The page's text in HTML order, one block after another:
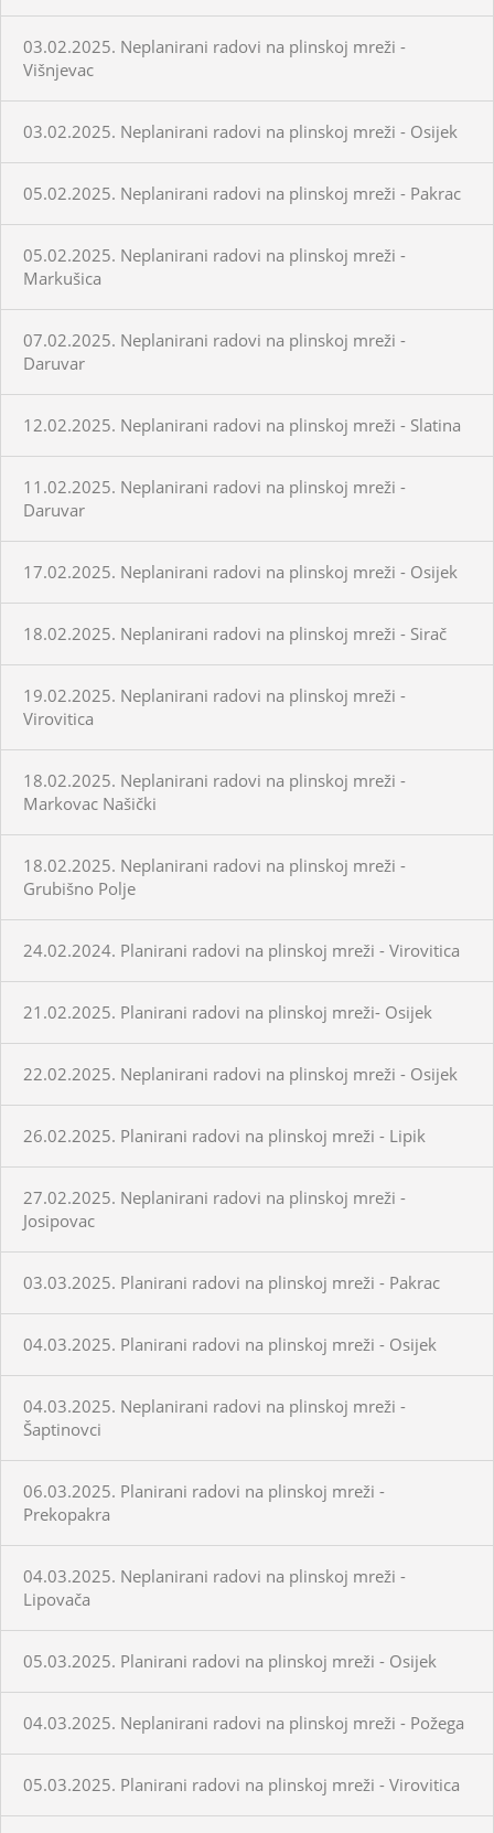
03.02.2025. Neplanirani radovi na plinskoj mreži -
Višnjevac
03.02.2025. Neplanirani radovi na plinskoj mreži - Osijek
05.02.2025. Neplanirani radovi na plinskoj mreži - Pakrac
05.02.2025. Neplanirani radovi na plinskoj mreži -
Markušica
07.02.2025. Neplanirani radovi na plinskoj mreži -
Daruvar
12.02.2025. Neplanirani radovi na plinskoj mreži - Slatina
11.02.2025. Neplanirani radovi na plinskoj mreži -
Daruvar
17.02.2025. Neplanirani radovi na plinskoj mreži - Osijek
18.02.2025. Neplanirani radovi na plinskoj mreži - Sirač
19.02.2025. Neplanirani radovi na plinskoj mreži -
Virovitica
18.02.2025. Neplanirani radovi na plinskoj mreži -
Markovac Našički
18.02.2025. Neplanirani radovi na plinskoj mreži -
Grubišno Polje
24.02.2024. Planirani radovi na plinskoj mreži - Virovitica
21.02.2025. Planirani radovi na plinskoj mreži- Osijek
22.02.2025. Neplanirani radovi na plinskoj mreži - Osijek
26.02.2025. Planirani radovi na plinskoj mreži - Lipik
27.02.2025. Neplanirani radovi na plinskoj mreži -
Josipovac
03.03.2025. Planirani radovi na plinskoj mreži - Pakrac
04.03.2025. Planirani radovi na plinskoj mreži - Osijek
04.03.2025. Neplanirani radovi na plinskoj mreži -
Šaptinovci
06.03.2025. Planirani radovi na plinskoj mreži -
Prekopakra
04.03.2025. Neplanirani radovi na plinskoj mreži -
Lipovača
05.03.2025. Planirani radovi na plinskoj mreži - Osijek
04.03.2025. Neplanirani radovi na plinskoj mreži - Požega
05.03.2025. Planirani radovi na plinskoj mreži - Virovitica